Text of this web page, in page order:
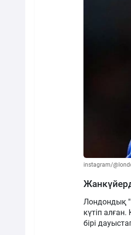
instagram/
Лондондық
күтіп
бірі